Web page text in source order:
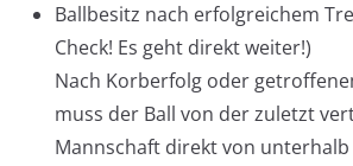
Ballbesitz nach erfolgreichem
Check! Es geht direkt weiter!)
Nach Korberfolg oder
muss der Ball von der zuletzt
Mannschaft direkt von unterhalb